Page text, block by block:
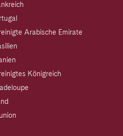
Arabische Emirate
Königreich